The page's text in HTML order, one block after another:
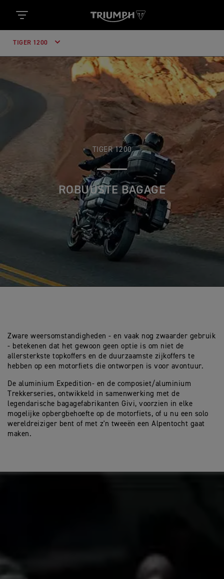
TIGER 1200
TIGER 1200
ROBUUSTE BAGAGE
Zware weersomstandigheden - en vaak nog zwaarder gebruik
- betekenen dat het gewoon geen optie is om niet de
allersterkste topkoffers en de duurzaamste zijkoffers te
hebben op een motorfiets die ontworpen is voor avontuur.
De aluminium Expedition- en de composiet/aluminium
Trekkerseries, ontwikkeld in samenwerking met de
legendarische bagagefabrikanten Givi, voorzien in elke
mogelijke opbergbehoefte op de motorfiets, of u nu een solo
wereldreiziger bent of met z'n tweeën een Alpentocht gaat
maken.